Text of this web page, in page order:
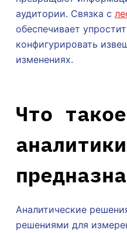
аудитории. Связка с
обеспечивает
конфигурировать
изменениях.
Что
Аналитические
решениями для